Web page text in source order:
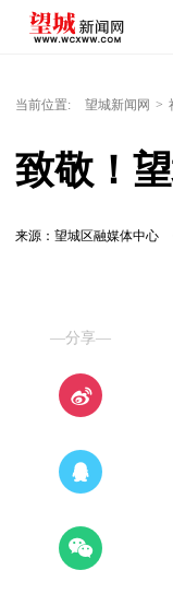
当前位置: 望城新闻网 >
致敬！
来源：望城区融媒体中心
—分享—